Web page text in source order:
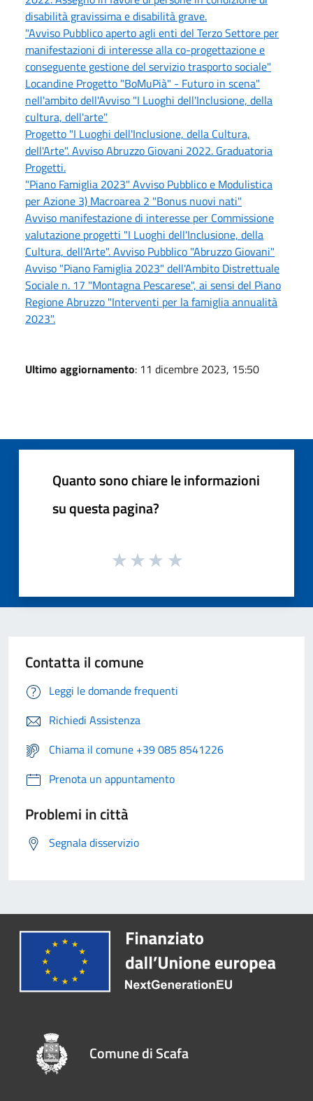
disabilità gravissima e disabilità grave.
"Avviso Pubblico aperto agli enti del Terzo Settore per
manifestazioni di interesse alla co-progettazione e
conseguente gestione del servizio trasporto sociale"
Locandine Progetto "BoMuPià" - Futuro in scena"
nell'ambito dell'Avviso "I Luoghi dell'Inclusione, della
cultura, dell'arte"
Progetto "I Luoghi dell'Inclusione, della Cultura,
dell'Arte". Avviso Abruzzo Giovani 2022. Graduatoria
Progetti.
"Piano Famiglia 2023" Avviso Pubblico e Modulistica
per Azione 3) Macroarea 2 "Bonus nuovi nati"
Avviso manifestazione di interesse per Commissione
valutazione progetti "I Luoghi dell'Inclusione, della
Cultura, dell'Arte". Avviso Pubblico "Abruzzo Giovani"
Avviso "Piano Famiglia 2023" dell'Ambito Distrettuale
Sociale n. 17 "Montagna Pescarese", ai sensi del Piano
Regione Abruzzo "Interventi per la famiglia annualità
2023".
Ultimo aggiornamento: 11 dicembre 2023, 15:50
Quanto sono chiare le informazioni
su questa pagina?
Contatta il comune
Leggi le domande frequenti
Richiedi Assistenza
Chiama il comune +39 085 8541226
Prenota un appuntamento
Problemi in città
Segnala disservizio
Comune di Scafa